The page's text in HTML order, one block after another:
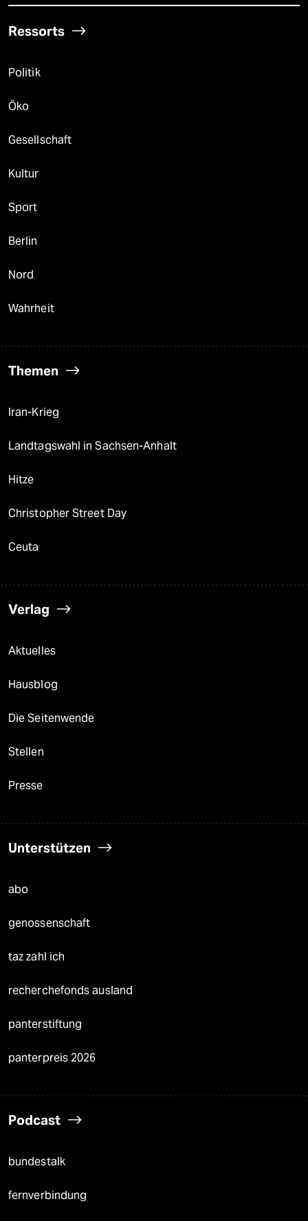
Ressorts
Politik
Öko
Gesellschaft
Kultur
Sport
Berlin
Nord
Wahrheit
Themen
Iran-Krieg
Landtagswahl in Sachsen-Anhalt
Hitze
Christopher Street Day
Ceuta
Verlag
Aktuelles
Hausblog
Die Seitenwende
Stellen
Presse
Unterstützen
abo
genossenschaft
taz zahl ich
recherchefonds ausland
panterstiftung
panterpreis 2026
Podcast
bundestalk
fernverbindung